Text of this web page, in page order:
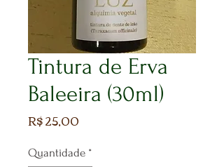
Tintura de Erva
Baleeira (30ml)
R$ 25,00
Quantidade *